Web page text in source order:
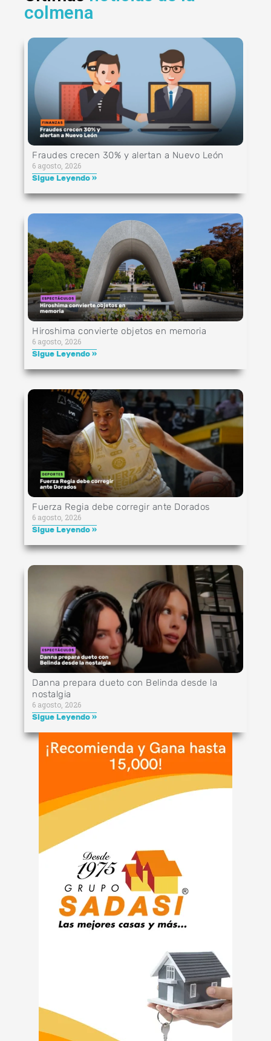
colmena
Fraudes crecen 30% y alertan a Nuevo León
6 agosto, 2026
Sigue Leyendo »
Hiroshima convierte objetos en memoria
6 agosto, 2026
Sigue Leyendo »
Fuerza Regia debe corregir ante Dorados
6 agosto, 2026
Sigue Leyendo »
Danna prepara dueto con Belinda desde la
nostalgia
6 agosto, 2026
Sigue Leyendo »